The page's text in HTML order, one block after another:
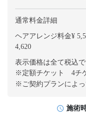
通常料金詳細
ヘアアレンジ料金¥
4,620
表示価格は全て税込
※定額チケット 4チ
※ご契約プランによ
施術